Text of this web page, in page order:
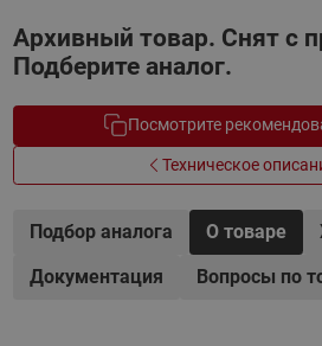
Архивный товар. Снят с
Подберите аналог.
Посмотрите
Техническое
Подбор аналога О товаре
Документация
Вопросы по